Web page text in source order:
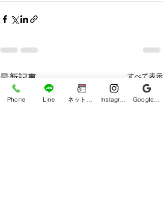
最新記事 すべて表示
Phone Line